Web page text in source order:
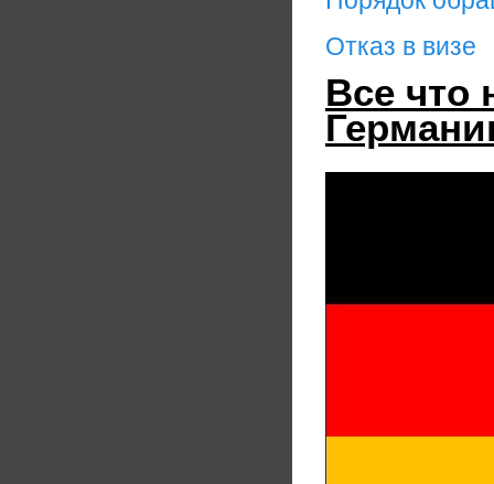
Отказ в визе
Все что